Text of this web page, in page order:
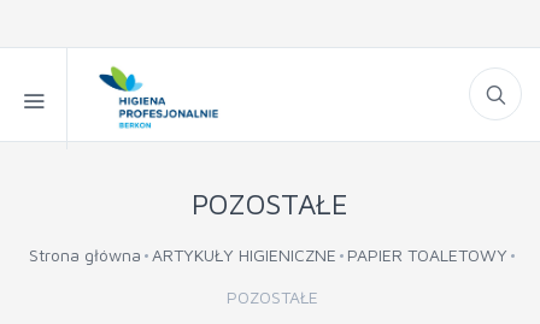
POZOSTAŁE
Strona główna ARTYKUŁY HIGIENICZNE PAPIER TOALETOWY
POZOSTAŁE